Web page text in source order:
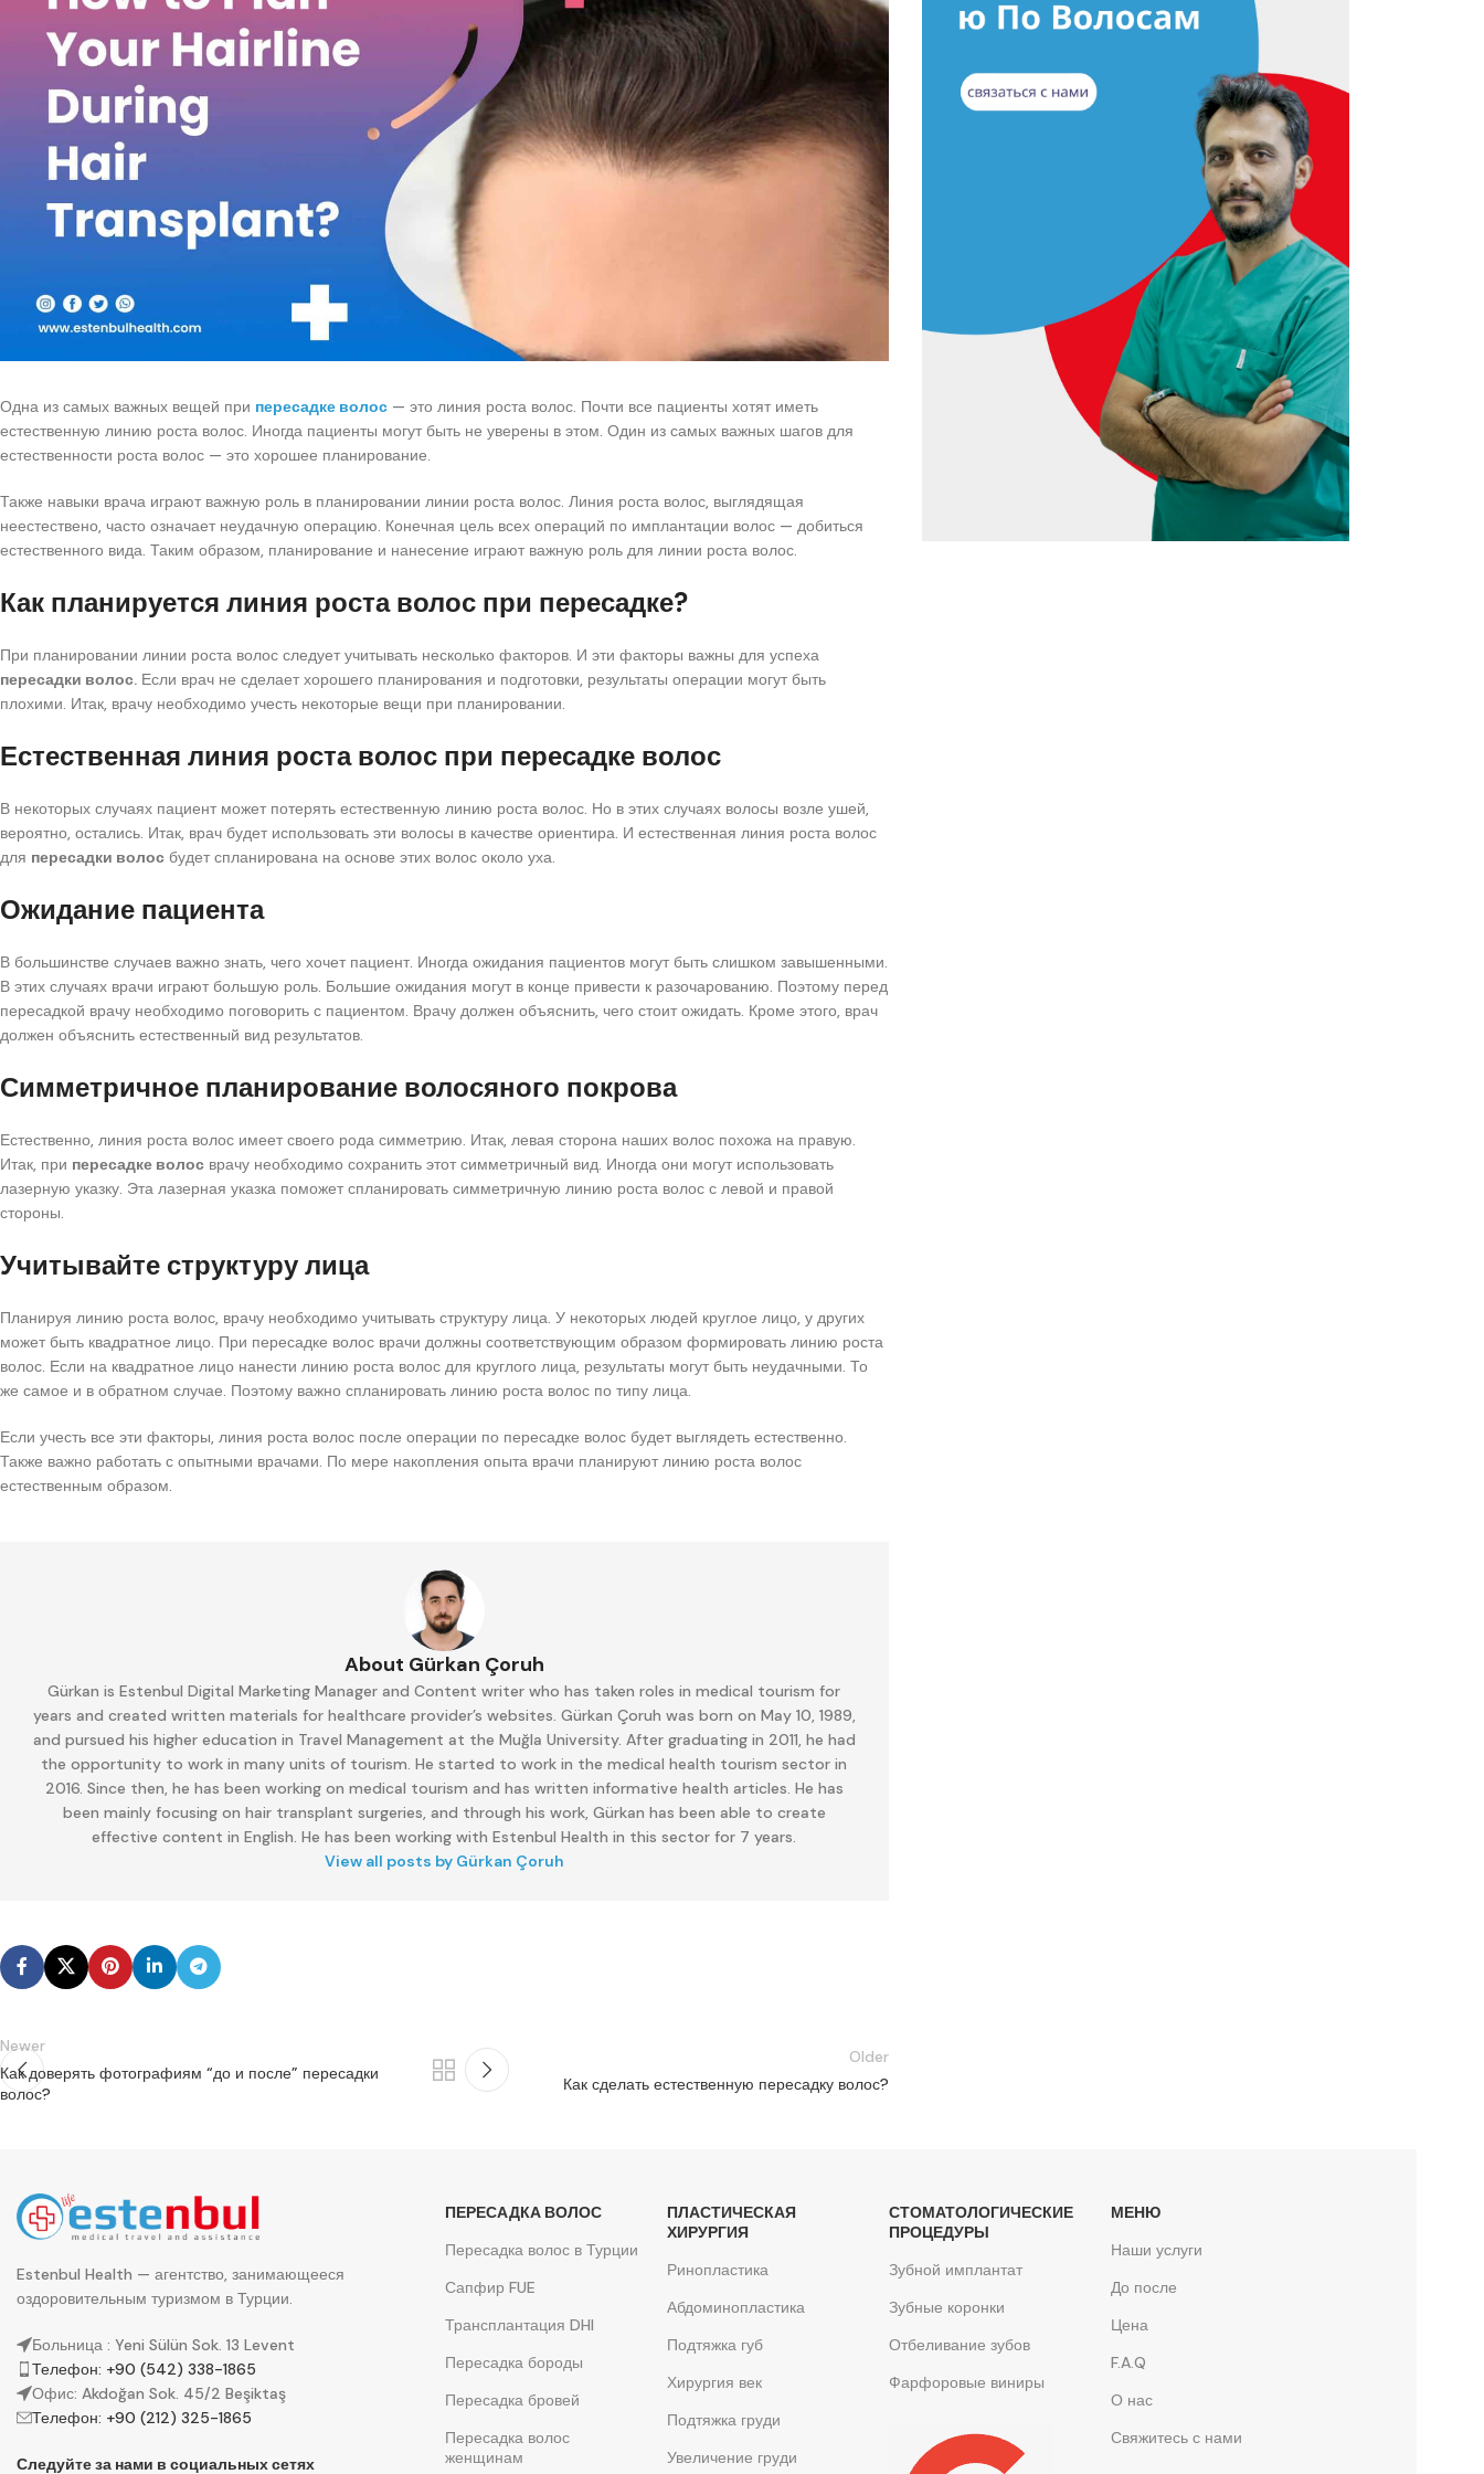
Одна из самых важных вещей при пересадке волос — это линия роста волос. Почти все пациенты хотят иметь
естественную линию роста волос. Иногда пациенты могут быть не уверены в этом. Один из самых важных шагов для
естественности роста волос — это хорошее планирование.
Также навыки врача играют важную роль в планировании линии роста волос. Линия роста волос, выглядящая
неестествено, часто означает неудачную операцию. Конечная цель всех операций по имплантации волос — добиться
естественного вида. Таким образом, планирование и нанесение играют важную роль для линии роста волос.
Как планируется линия роста волос при пересадке?
При планировании линии роста волос следует учитывать несколько факторов. И эти факторы важны для успеха
пересадки волос. Если врач не сделает хорошего планирования и подготовки, результаты операции могут быть
плохими. Итак, врачу необходимо учесть некоторые вещи при планировании.
Естественная линия роста волос при пересадке волос
В некоторых случаях пациент может потерять естественную линию роста волос. Но в этих случаях волосы возле ушей,
вероятно, остались. Итак, врач будет использовать эти волосы в качестве ориентира. И естественная линия роста волос
для пересадки волос будет спланирована на основе этих волос около уха.
Ожидание пациента
В большинстве случаев важно знать, чего хочет пациент. Иногда ожидания пациентов могут быть слишком завышенными.
В этих случаях врачи играют большую роль. Большие ожидания могут в конце привести к разочарованию. Поэтому перед
пересадкой врачу необходимо поговорить с пациентом. Врачу должен объяснить, чего стоит ожидать. Кроме этого, врач
должен объяснить естественный вид результатов.
Симметричное планирование волосяного покрова
Естественно, линия роста волос имеет своего рода симметрию. Итак, левая сторона наших волос похожа на правую.
Итак, при пересадке волос врачу необходимо сохранить этот симметричный вид. Иногда они могут использовать
лазерную указку. Эта лазерная указка поможет спланировать симметричную линию роста волос с левой и правой
стороны.
Учитывайте структуру лица
Планируя линию роста волос, врачу необходимо учитывать структуру лица. У некоторых людей круглое лицо, у других
может быть квадратное лицо. При пересадке волос врачи должны соответствующим образом формировать линию роста
волос. Если на квадратное лицо нанести линию роста волос для круглого лица, результаты могут быть неудачными. То
же самое и в обратном случае. Поэтому важно спланировать линию роста волос по типу лица.
Если учесть все эти факторы, линия роста волос после операции по пересадке волос будет выглядеть естественно.
Также важно работать с опытными врачами. По мере накопления опыта врачи планируют линию роста волос
естественным образом.
About Gürkan Çoruh
Gürkan is Estenbul Digital Marketing Manager and Content writer who has taken roles in medical tourism for
years and created written materials for healthcare provider’s websites. Gürkan Çoruh was born on May 10, 1989,
and pursued his higher education in Travel Management at the Muğla University. After graduating in 2011, he had
the opportunity to work in many units of tourism. He started to work in the medical health tourism sector in
2016. Since then, he has been working on medical tourism and has written informative health articles. He has
been mainly focusing on hair transplant surgeries, and through his work, Gürkan has been able to create
effective content in English. He has been working with Estenbul Health in this sector for 7 years.
View all posts by Gürkan Çoruh
Newer
Как доверять фотографиям “до и после” пересадки
волос?
Older
Как сделать естественную пересадку волос?
Estenbul Health — агентство, занимающееся
оздоровительным туризмом в Турции.
Больница : Yeni Sülün Sok. 13 Levent
Телефон: +90 (542) 338-1865
Офис: Akdoğan Sok. 45/2 Beşiktaş
Телефон: +90 (212) 325-1865
Следуйте за нами в социальных сетях
ПЕРЕСАДКА ВОЛОС
Пересадка волос в Турции
Сапфир FUE
Трансплантация DHI
Пересадка бороды
Пересадка бровей
Пересадка волос
женщинам
ПЛАСТИЧЕСКАЯ
ХИРУРГИЯ
Ринопластика
Абдоминопластика
Подтяжка губ
Хирургия век
Подтяжка груди
Увеличение груди
СТОМАТОЛОГИЧЕСКИЕ
ПРОЦЕДУРЫ
Зубной имплантат
Зубные коронки
Отбеливание зубов
Фарфоровые виниры
МЕНЮ
Наши услуги
До после
Цена
F.A.Q
О нас
Свяжитесь с нами